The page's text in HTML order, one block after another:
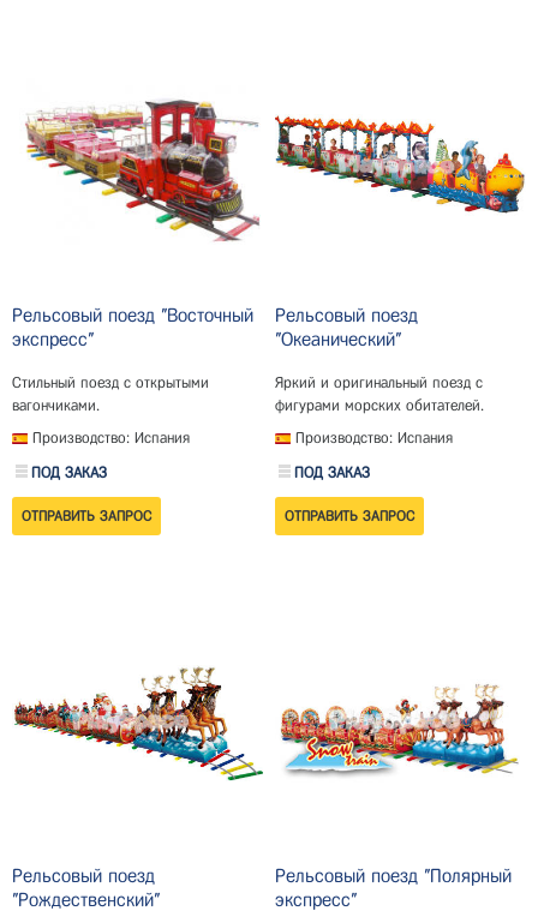
Рельсовый поезд "Восточный
экспресс"
Стильный поезд с открытыми
вагончиками.
Производство: Испания
ПОД ЗАКАЗ
Рельсовый поезд
"Океанический"
Яркий и оригинальный поезд с
фигурами морских обитателей.
Производство: Испания
ПОД ЗАКАЗ
Рельсовый поезд
"Рождественский"
Рельсовый поезд "Полярный
экспресс"